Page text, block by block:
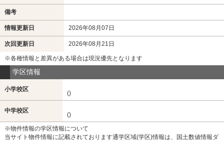
備考
情報更新日 2026年08月07日
次回更新日 2026年08月21日
※各種情報と差異がある場合は現況優先となります
学区情報
小学校区
()
中学校区
()
※物件情報の学区情報について
当サイト物件情報に記載されております通学区域(学区)情報は、国土数値情報ダ